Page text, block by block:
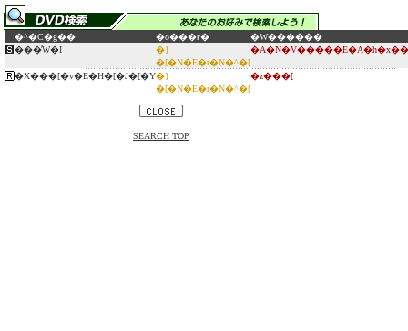
�^�C�g�� �o���ғ�
�W������
���̕W�I
�}
�[�N�E�r�N�^�[
�X���[�v�E�H�[�J�[�Y�}
�[�N�E�r�N�^�[
�z���[
SEARCH TOP